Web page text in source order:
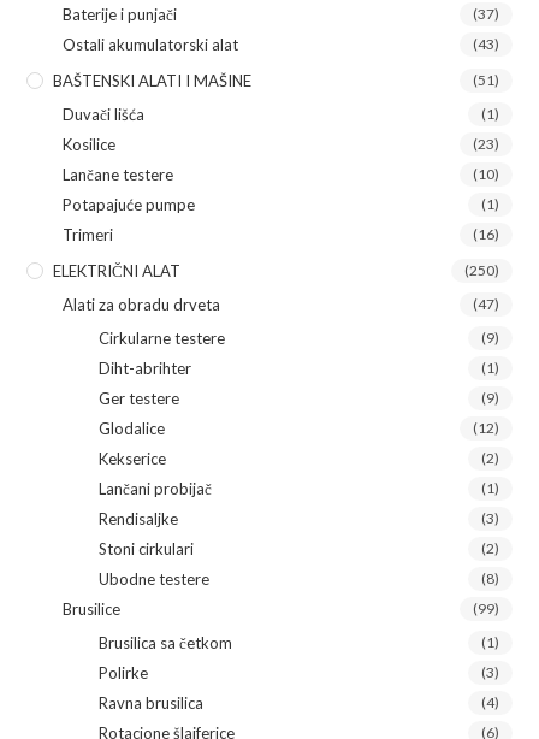
Baterije i punjači (37)
Ostali akumulatorski alat (43)
BAŠTENSKI ALATI I MAŠINE (51)
Duvači lišća (1)
Kosilice (23)
Lančane testere (10)
Potapajuće pumpe (1)
Trimeri (16)
ELEKTRIČNI ALAT (250)
Alati za obradu drveta (47)
Cirkularne testere (9)
Diht-abrihter (1)
Ger testere (9)
Glodalice (12)
Kekserice (2)
Lančani probijač (1)
Rendisaljke (3)
Stoni cirkulari (2)
Ubodne testere (8)
Brusilice (99)
Brusilica sa četkom (1)
Polirke (3)
Ravna brusilica (4)
Rotacione šlajferice (6)